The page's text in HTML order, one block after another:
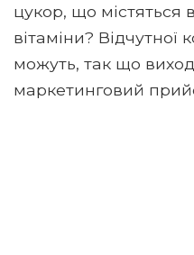
цукор, що містяться
вітаміни? Відчутної
можуть, так що
маркетинговий